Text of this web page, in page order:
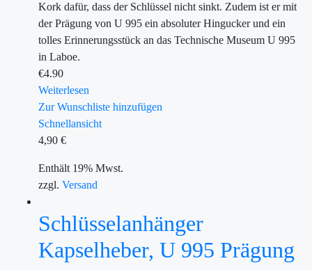
Kork dafür, dass der Schlüssel nicht sinkt. Zudem ist er mit
der Prägung von U 995 ein absoluter Hingucker und ein
tolles Erinnerungsstück an das Technische Museum U 995
in Laboe.
€4.90
Weiterlesen
Zur Wunschliste hinzufügen
Schnellansicht
4,90 €
Enthält 19% Mwst.
zzgl. Versand
Schlüsselanhänger
Kapselheber, U 995 Prägung